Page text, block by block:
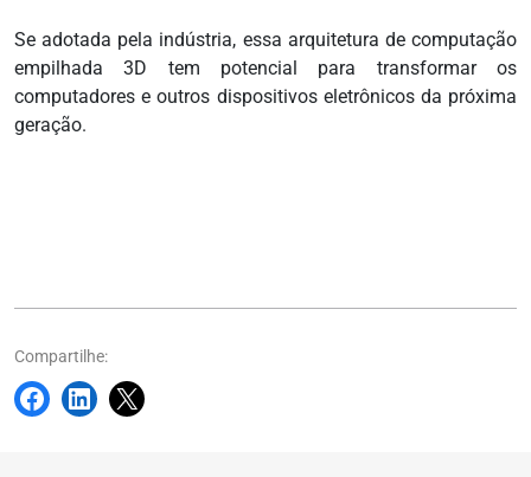
Se adotada pela indústria, essa arquitetura de computação
empilhada 3D tem potencial para transformar os
computadores e outros dispositivos eletrônicos da próxima
geração.
Compartilhe: